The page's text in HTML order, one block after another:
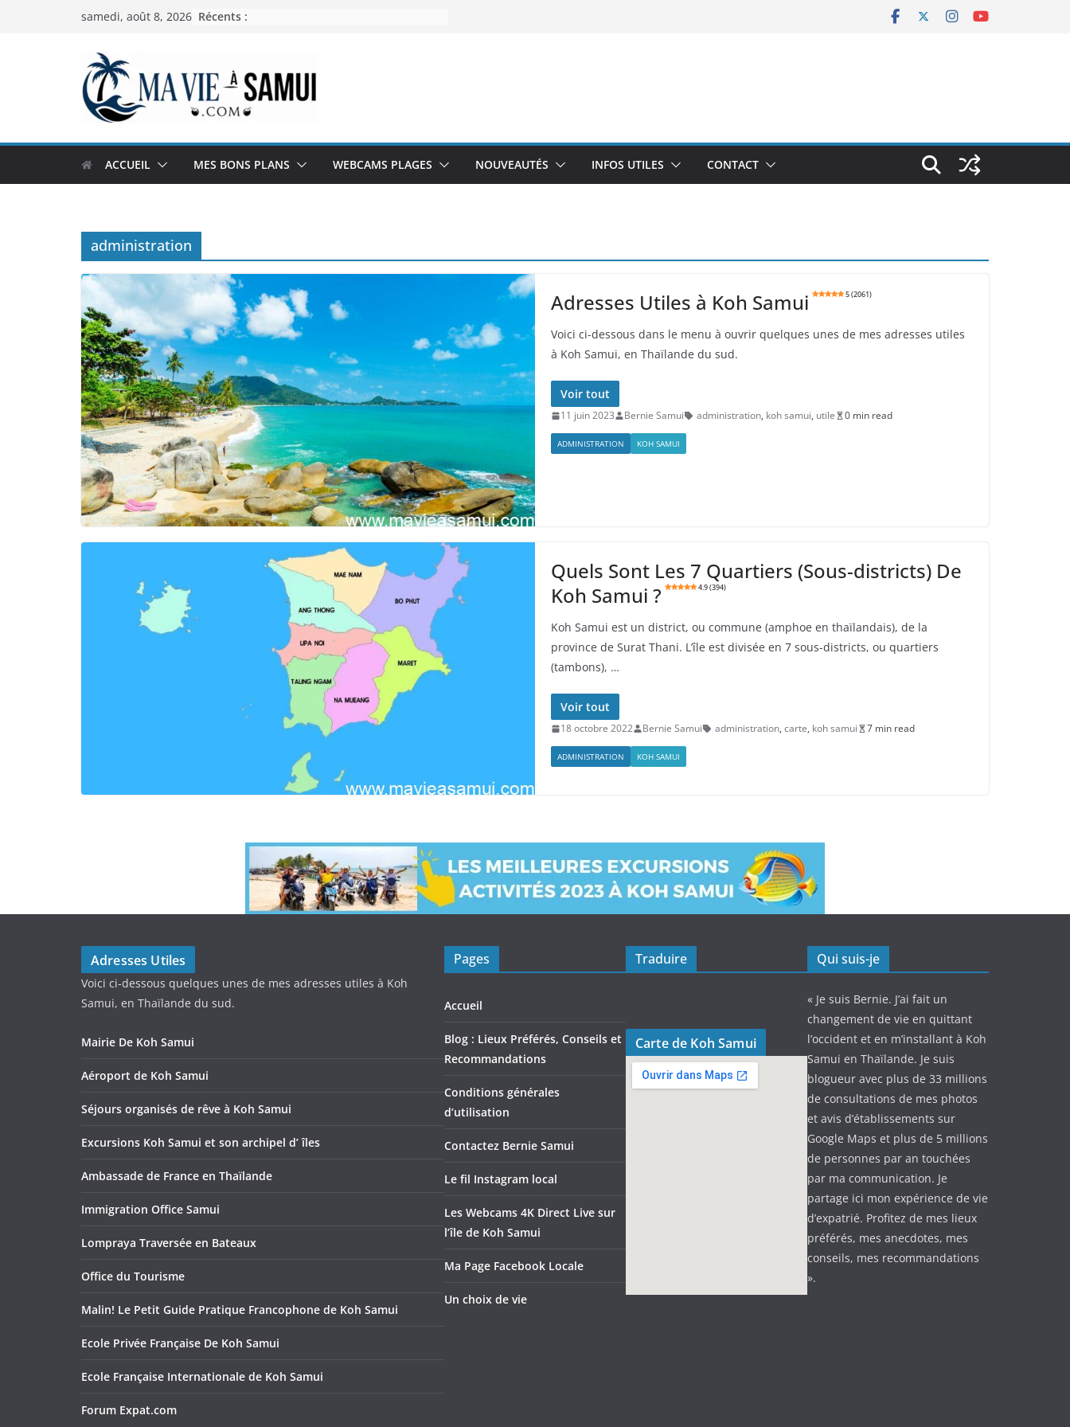
samedi, août 8, 2026 Récents :
ACCUEIL MES BONS PLANS WEBCAMS PLAGES NOUVEAUTÉS INFOS UTILES CONTACT
administration
Adresses Utiles à Koh Samui 5 (2061)
Voici ci-dessous dans le menu à ouvrir quelques unes de mes adresses utiles
à Koh Samui, en Thaïlande du sud.
Voir tout
11 juin 2023 Bernie Samui administration, koh samui, utile 0 min read
ADMINISTRATION KOH SAMUI
Quels Sont Les 7 Quartiers (Sous-districts) De
Koh Samui ?
4.9 (394)
Koh Samui est un district, ou commune (amphoe en thaïlandais), de la
province de Surat Thani. L’île est divisée en 7 sous-districts, ou quartiers
(tambons), …
Voir tout
18 octobre 2022 Bernie Samui administration, carte, koh samui 7 min read
ADMINISTRATION KOH SAMUI
Adresses Utiles
Voici ci-dessous quelques unes de mes adresses utiles à Koh
Samui, en Thaïlande du sud.
Mairie De Koh Samui
Aéroport de Koh Samui
Séjours organisés de rêve à Koh Samui
Excursions Koh Samui et son archipel d’ îles
Ambassade de France en Thaïlande
Immigration Office Samui
Lompraya Traversée en Bateaux
Office du Tourisme
Malin! Le Petit Guide Pratique Francophone de Koh Samui
Ecole Privée Française De Koh Samui
Ecole Française Internationale de Koh Samui
Forum Expat.com
Pages
Accueil
Blog : Lieux Préférés, Conseils et
Recommandations
Conditions générales
d’utilisation
Contactez Bernie Samui
Le fil Instagram local
Les Webcams 4K Direct Live sur
l’île de Koh Samui
Ma Page Facebook Locale
Un choix de vie
Traduire
Carte de Koh Samui
Qui suis-je
« Je suis Bernie. J’ai fait un
changement de vie en quittant
l’occident et en m’installant à Koh
Samui en Thaïlande. Je suis
blogueur avec plus de 33 millions
de consultations de mes photos
et avis d’établissements sur
Google Maps et plus de 5 millions
de personnes par an touchées
par ma communication. Je
partage ici mon expérience de vie
d’expatrié. Profitez de mes lieux
préférés, mes anecdotes, mes
conseils, mes recommandations
».